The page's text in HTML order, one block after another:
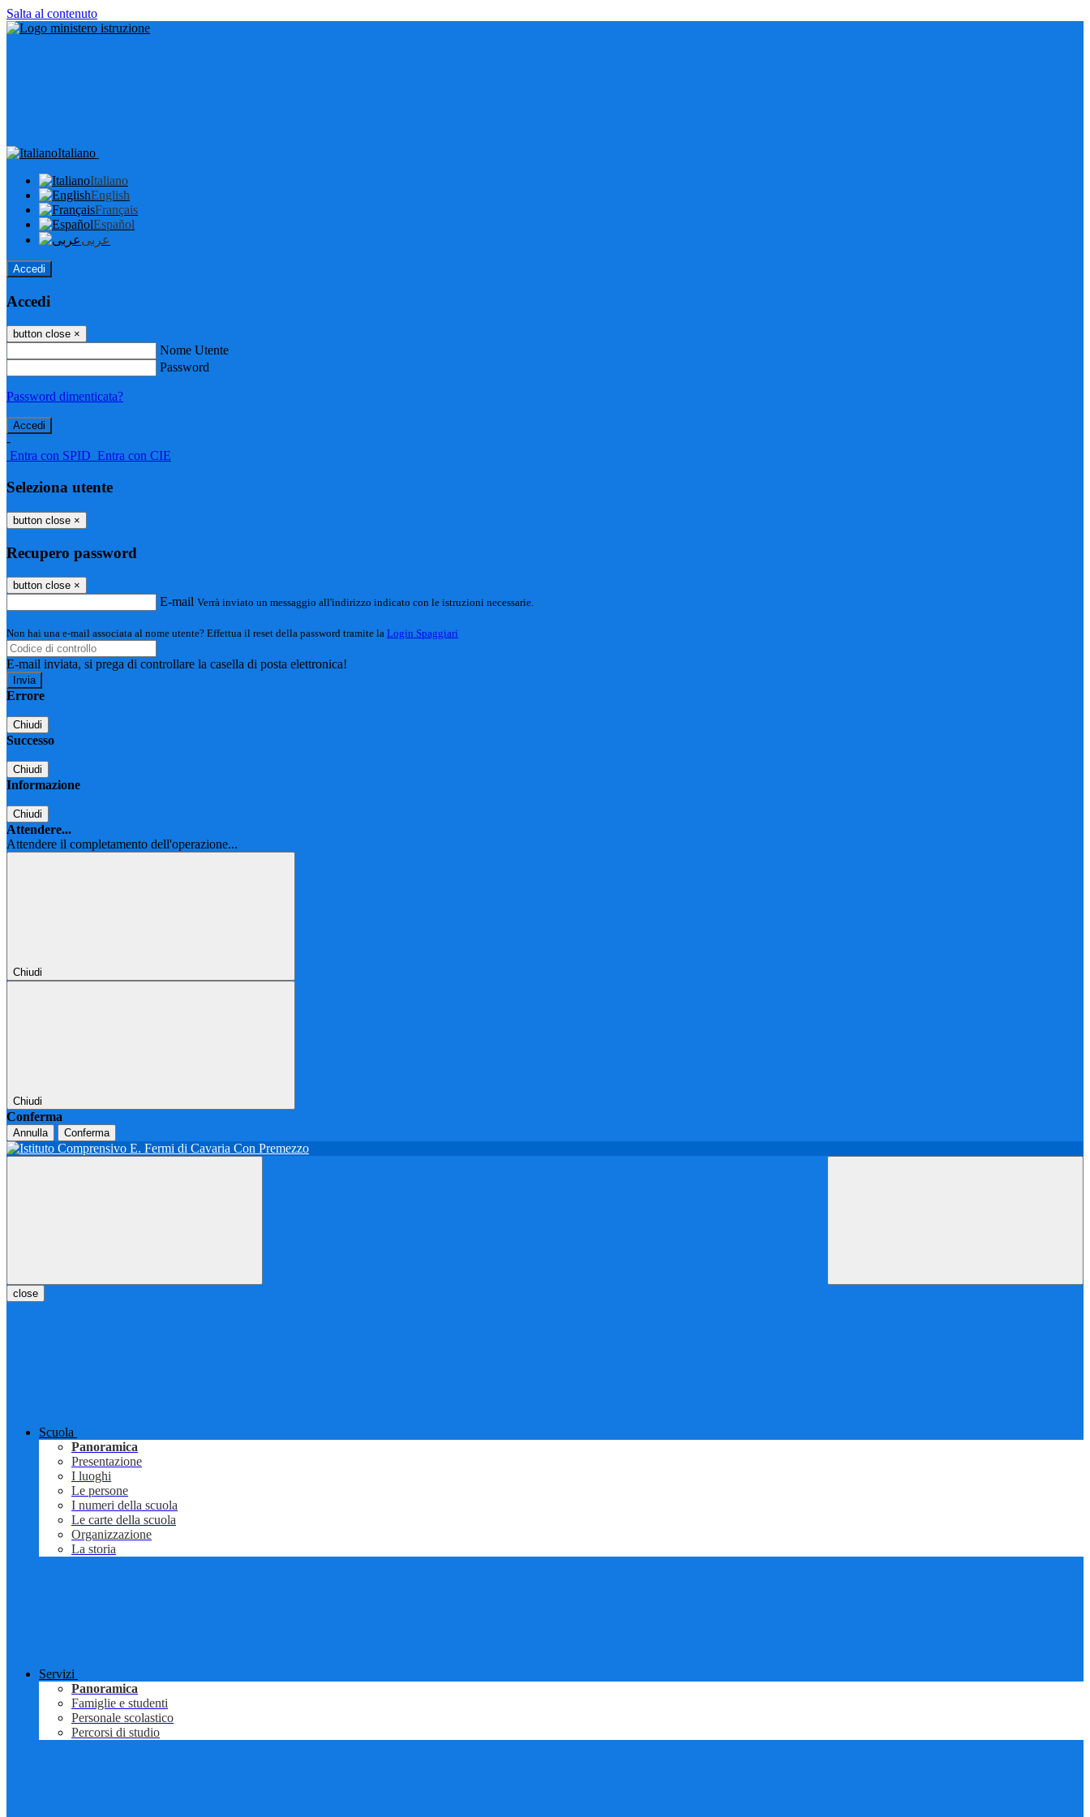
Salta al contenuto
Italiano
Italiano
English
Français
Español
عربى
Accedi
Accedi
button close ×
Nome Utente
Password
Password dimenticata?
-
Entra con SPID Entra con CIE
Seleziona utente
button close ×
Recupero password
button close ×
E-mail Verrà inviato un messaggio all'indirizzo indicato con le istruzioni necessarie.
Non hai una e-mail associata al nome utente? Effettua il reset della password tramite la Login Spaggiari
E-mail inviata, si prega di controllare la casella di posta elettronica!
Errore
Chiudi
Successo
Chiudi
Informazione
Chiudi
Attendere...
Attendere il completamento dell'operazione...
Chiudi
Chiudi
Conferma
Annulla Conferma
close
Scuola
Panoramica
Presentazione
I luoghi
Le persone
I numeri della scuola
Le carte della scuola
Organizzazione
La storia
Servizi
Panoramica
Famiglie e studenti
Personale scolastico
Percorsi di studio